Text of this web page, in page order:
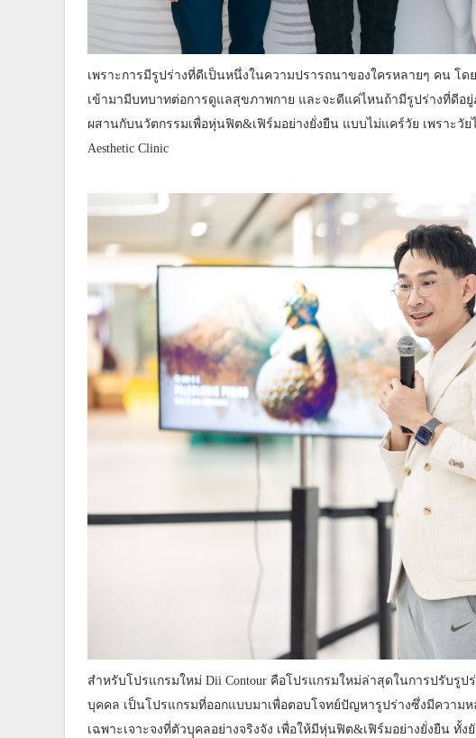
เพราะการมีรูปร่างที่ดีเป็นหนึ่งในความปรารถนาของใครหลายๆ คน โ
เข้ามามีบทบาทต่อการดูแลสุขภาพกาย และจะดีแค่ไหนถ้ามีรูปร่างที่ดีอ
ผสานกับนวัตกรรมเพื่อหุ่นฟิต&เฟิร์มอย่างยั่งยืน แบบไม่แคร์วัย เพราะวั
Aesthetic Clinic
สำหรับโปรแกรมใหม่ Dii Contour คือโปรแกรมใหม่ล่าสุดในการปรับรู
บุคคล เป็นโปรแกรมที่ออกแบบมาเพื่อตอบโจทย์ปัญหารูปร่างซึ่งมีความ
เฉพาะเจาะจงที่ตัวบุุคลอย่างจริงจัง เพื่อให้มีหุ่นฟิต&เฟิร์มอย่างยั่งยืน